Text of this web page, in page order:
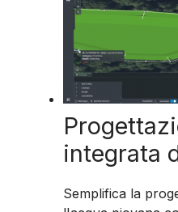
integrata
Semplifica la